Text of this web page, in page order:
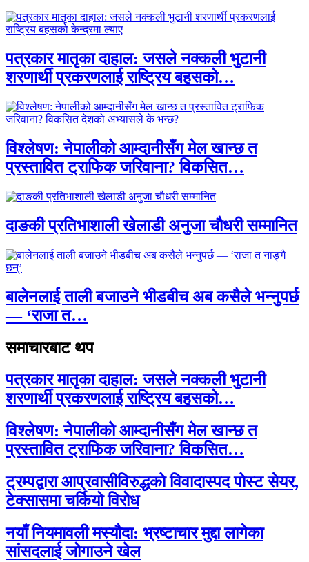
पत्रकार मातृका दाहाल: जसले नक्कली भुटानी
शरणार्थी प्रकरणलाई राष्ट्रिय बहसको…
विश्लेषण: नेपालीको आम्दानीसँग मेल खान्छ त
प्रस्तावित ट्राफिक जरिवाना? विकसित…
दाङकी प्रतिभाशाली खेलाडी अनुजा चौधरी सम्मानित
बालेनलाई ताली बजाउने भीडबीच अब कसैले भन्नुपर्छ
— ‘राजा त…
समाचारबाट थप
पत्रकार मातृका दाहाल: जसले नक्कली भुटानी
शरणार्थी प्रकरणलाई राष्ट्रिय बहसको…
विश्लेषण: नेपालीको आम्दानीसँग मेल खान्छ त
प्रस्तावित ट्राफिक जरिवाना? विकसित…
ट्रम्पद्वारा आप्रवासीविरुद्धको विवादास्पद पोस्ट सेयर,
टेक्सासमा चर्कियो विरोध
नयाँ नियमावली मस्यौदा: भ्रष्टाचार मुद्दा लागेका
सांसदलाई जोगाउने खेल